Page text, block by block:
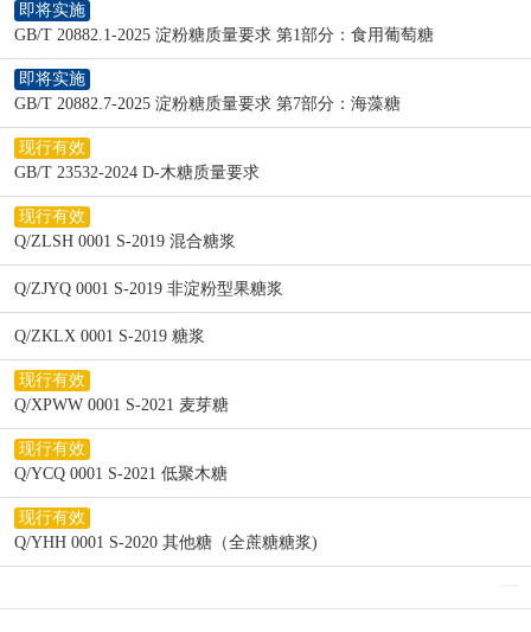
即将实施
GB/T 20882.1-2025 淀粉糖质量要求 第1部分：食用葡萄糖
即将实施
GB/T 20882.7-2025 淀粉糖质量要求 第7部分：海藻糖
现行有效
GB/T 23532-2024 D-木糖质量要求
现行有效
Q/ZLSH 0001 S-2019 混合糖浆
Q/ZJYQ 0001 S-2019 非淀粉型果糖浆
Q/ZKLX 0001 S-2019 糖浆
现行有效
Q/XPWW 0001 S-2021 麦芽糖
现行有效
Q/YCQ 0001 S-2021 低聚木糖
现行有效
Q/YHH 0001 S-2020 其他糖（全蔗糖糖浆)